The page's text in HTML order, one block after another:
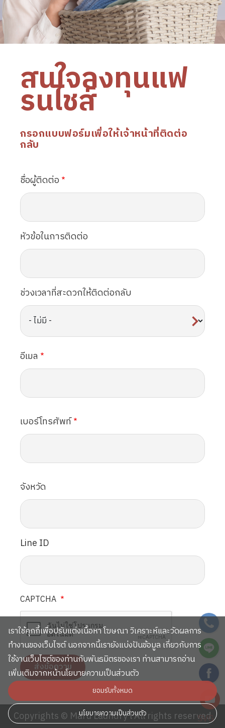
สนใจลงทุนแฟ
รนไชส์
กรอกแบบฟอร์มเพื่อให้เจ้าหน้าที่ติดต่อ
กลับ
ชื่อผู้ติดต่อ
หัวข้อในการติดต่อ
ช่วงเวลาที่สะดวกให้ติดต่อกลับ
อีเมล
เบอร์โทรศัพท์
จังหวัด
Line ID
CAPTCHA
เราใช้คุกกี้เพื่อปรับแต่งเนื้อหา โฆษณา วิเคราะห์และวัดผลการ
ทำงานของเว็บไซต์ นอกจากนี้เรายังแบ่งปันข้อมูล เกี่ยวกับการ
ใช้งานเว็บไซต์ของท่านกับพันธมิตรของเรา ท่านสามารถอ่าน
เพิ่มเติมจากหน้านโยบายความเป็นส่วนตัว
นโยบายความเป็นส่วนตัว
ยอมรับทั้งหมด
Copyrights © Maru Laundry l All rights reserved
SVG
SVG
SVG
SVG
SVG